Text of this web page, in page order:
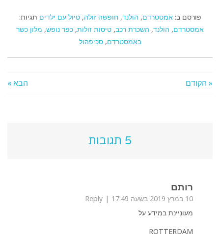
פורסם ב: אמסטרדם, הולנד, חופשה זולה,טיול עם ילדים תגיות:
אמסטרדם, הולנד, השכרת רכב, טיסות זולות, כפר נופש, מלון כשר
באמסטרדם,סכיפהול
« הקודם הבא »
5 תגובות
רותם
10 במרץ 2019 בשעה 17:49
Reply
מעוניינת במידע על
ROTTERDAM